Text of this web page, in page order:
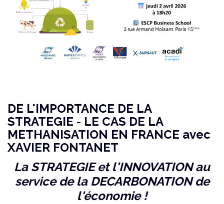
DE L'IMPORTANCE DE LA
STRATEGIE - LE CAS DE LA
METHANISATION EN FRANCE avec
XAVIER FONTANET
La STRATEGIE et l'INNOVATION au
service de la DECARBONATION de
l'économie !